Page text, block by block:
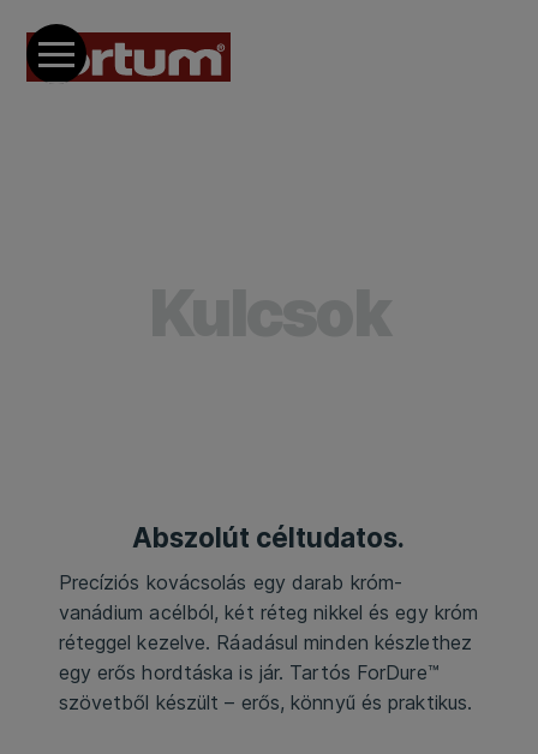
Abszolút céltudatos.
Precíziós kovácsolás egy darab króm-
vanádium acélból, két réteg nikkel és egy króm
réteggel kezelve. Ráadásul minden készlethez
egy erős hordtáska is jár. Tartós ForDure™
szövetből készült – erős, könnyű és praktikus.